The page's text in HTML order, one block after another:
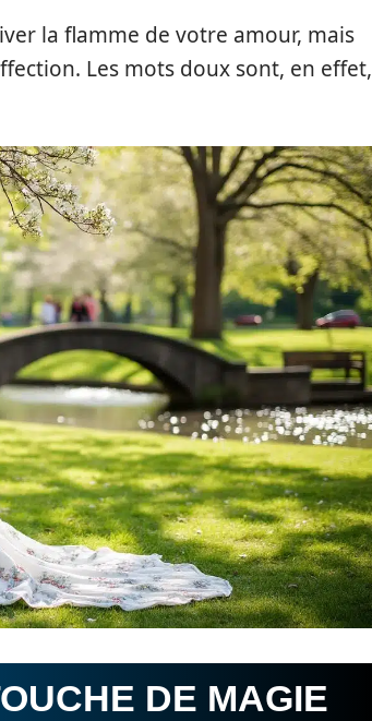
la flamme de votre amour, mais
Les mots doux sont, en effet,
DE MAGIE